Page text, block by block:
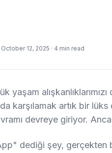
October 12, 2025 · 4 min read
yaşam
karşılamak artık bir
devreye giriyor.
dediği şey, gerçekten